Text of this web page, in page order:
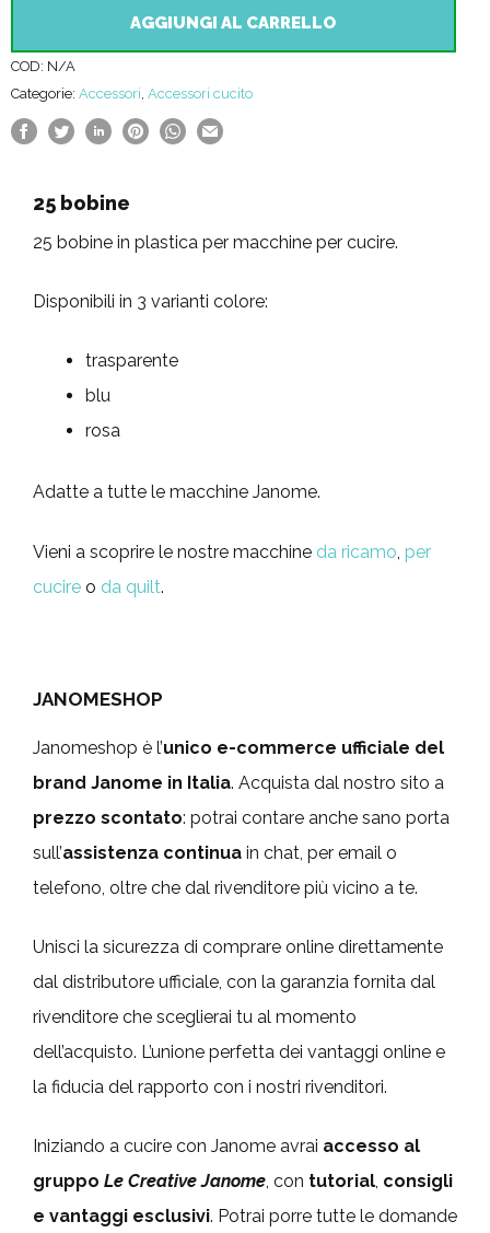
bobine
quantità
AGGIUNGI AL CARRELLO
COD: N/A
Categorie: Accessori Accessori cucito
25 bobine
25 bobine in plastica per macchine per cucire.
Disponibili in 3 varianti colore:
trasparente
blu
rosa
Adatte a tutte le macchine Janome.
Vieni a scoprire le nostre macchine da ricamo, per
cucire o da quilt.
JANOMESHOP
Janomeshop è l’unico e-commerce ufficiale del
brand Janome in Italia. Acquista dal nostro sito a
prezzo scontato: potrai contare anche sano porta
sull’assistenza continua in chat, per email o
telefono, oltre che dal rivenditore più vicino a te.
Unisci la sicurezza di comprare online direttamente
dal distributore ufficiale, con la garanzia fornita dal
rivenditore che sceglierai tu al momento
dell’acquisto. L’unione perfetta dei vantaggi online e
la fiducia del rapporto con i nostri rivenditori.
Iniziando a cucire con Janome avrai accesso al
gruppo Le Creative Janome, con tutorial, consigli
e vantaggi esclusivi. Potrai porre tutte le domande